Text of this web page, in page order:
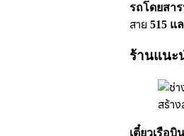
รถโดยสา
สาย 515 แ
ร้านแนะ
เตี๋ยวเรือบิ